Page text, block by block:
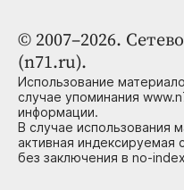
© 2007–2026.
(n71.ru).
Использование
случае упоминания
информации.
В случае использования
активная индексируемая
без заключения в no-